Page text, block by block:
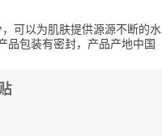
可以为肌肤提供源源不断的水
品包装有密封，产品产地中国